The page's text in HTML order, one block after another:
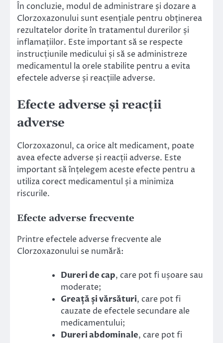
În concluzie, modul de administrare și dozare a
Clorzoxazonului sunt esențiale pentru obținerea
rezultatelor dorite în tratamentul durerilor și
inflamațiilor. Este important să se respecte
instrucțiunile medicului și să se administreze
medicamentul la orele stabilite pentru a evita
efectele adverse și reacțiile adverse.
Efecte adverse și reacții
adverse
Clorzoxazonul, ca orice alt medicament, poate
avea efecte adverse și reacții adverse. Este
important să înțelegem aceste efecte pentru a
utiliza corect medicamentul și a minimiza
riscurile.
Efecte adverse frecvente
Printre efectele adverse frecvente ale
Clorzoxazonului se numără:
Dureri de cap, care pot fi ușoare sau
moderate;
Greață și vărsături, care pot fi
cauzate de efectele secundare ale
medicamentului;
Dureri abdominale, care pot fi